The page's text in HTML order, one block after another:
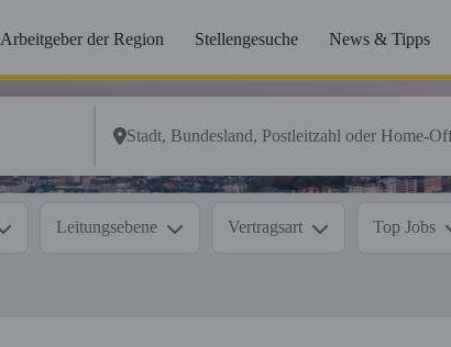
Arbeitgeber der Region Stellengesuche News & Tipps
Leitungsebene Vertragsart Top Jobs